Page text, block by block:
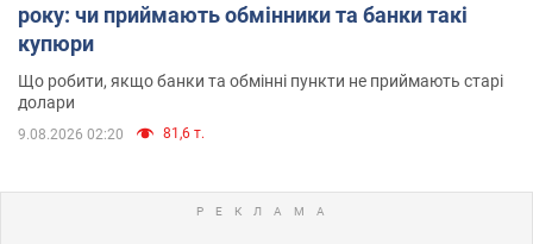
року: чи приймають обмінники та банки такі
купюри
Що робити, якщо банки та обмінні пункти не приймають старі
долари
9.08.2026 02:20 81,6 т.